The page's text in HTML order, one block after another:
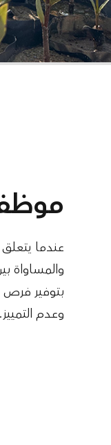
عندما يتعلق
والمساواة
بتوفير فرص
وعدم التمييز.